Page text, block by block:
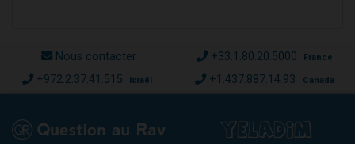
Nous contacter +33.1.80.20.5000 France
+972.2.37.41.515 Israël +1.437.887.14.93 Canada